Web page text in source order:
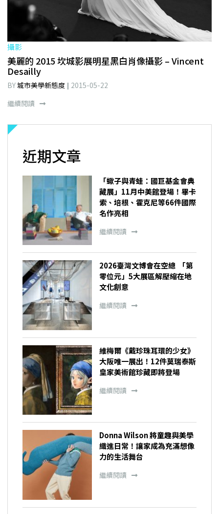
攝影
美麗的 2015 坎城影展明星黑白肖像攝影 – Vincent
Desailly
BY城市美學新態度
2015-05-22
繼續閱讀
近期文章
「蠍子與青蛙：國巨基金會典
藏展」11月中美館登場！畢卡
索、培根、霍克尼等66件國際
名作亮相
繼續閱讀
2026臺灣文博會在空總 「第
零位元」5大展區解壓縮在地
文化創意
繼續閱讀
維梅爾《戴珍珠耳環的少女》
大阪唯一展出！12件莫瑞泰斯
皇家美術館珍藏即將登場
繼續閱讀
Donna Wilson 將童趣與美學
織進日常！讓家成為充滿想像
力的生活舞台
繼續閱讀